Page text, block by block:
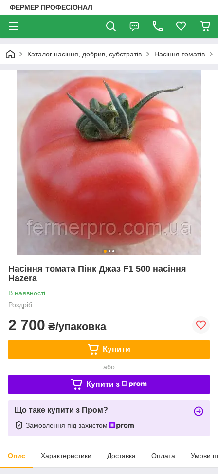
ФЕРМЕР ПРОФЕСІОНАЛ
Каталог насіння, добрив, субстратів Насіння томатів
Насіння томата Пінк Джаз F1 500 насіння
Hazera
В наявності
Роздріб
2 700 ₴/упаковка
Купити
або
Купити з
Що таке купити з Пром?
Замовлення під захистом
Опис Характеристики Доставка Оплата Умови